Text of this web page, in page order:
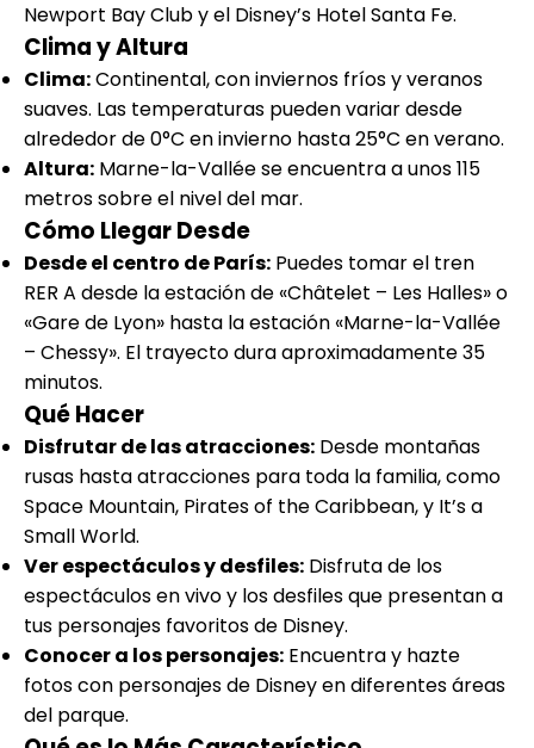
Newport Bay Club y el Disney’s Hotel Santa Fe.
Clima y Altura
Clima:Continental, con inviernos fríos y veranos
suaves. Las temperaturas pueden variar desde
alrededor de 0°C en invierno hasta 25°C en verano.
Altura: Marne-la-Vallée se encuentra a unos 115
metros sobre el nivel del mar.
Cómo Llegar Desde
Desde el centro de París: Puedes tomar el tren
RER A desde la estación de «Châtelet – Les Halles» o
«Gare de Lyon» hasta la estación «Marne-la-Vallée
– Chessy». El trayecto dura aproximadamente 35
minutos.
Qué Hacer
Disfrutar de las atracciones: Desde montañas
rusas hasta atracciones para toda la familia, como
Space Mountain, Pirates of the Caribbean, y It’s a
Small World.
Ver espectáculos y desfiles: Disfruta de los
espectáculos en vivo y los desfiles que presentan a
tus personajes favoritos de Disney.
Conocer a los personajes: Encuentra y hazte
fotos con personajes de Disney en diferentes áreas
del parque.